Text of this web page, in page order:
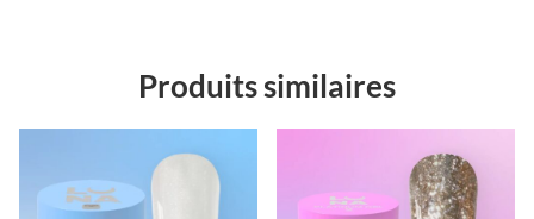
Produits similaires